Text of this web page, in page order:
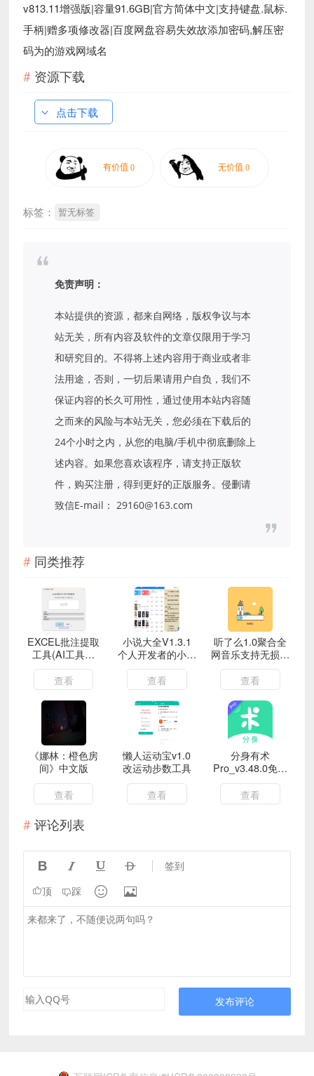
v813.11增强版|容量91.6GB|官方简体中文|支持键盘.鼠标.
手柄|赠多项修改器|百度网盘容易失效故添加密码,解压密
码为的游戏网域名
资源下载
点击下载
标签： 暂无标签
免责声明：
本站提供的资源，都来自网络，版权争议与本
站无关，所有内容及软件的文章仅限用于学习
和研究目的。不得将上述内容用于商业或者非
法用途，否则，一切后果请用户自负，我们不
保证内容的长久可用性，通过使用本站内容随
之而来的风险与本站无关，您必须在下载后的
24个小时之内，从您的电脑/手机中彻底删除上
述内容。如果您喜欢该程序，请支持正版软
件，购买注册，得到更好的正版服务。侵删请
致信E-mail： 29160@163.com
同类推荐
EXCEL批注提取
工具(AI工具生
成)V1.0
查看
小说大全V1.3.1
个人开发者的小众
追书APP
查看
听了么1.0聚合全
网音乐支持无损下
载
查看
《娜林：橙色房
间》中文版
查看
懒人运动宝v1.0
改运动步数工具
查看
分身有术
Pro_v3.48.0免费
版 应用多开
查看
评论列表
    签到
顶 踩  
发布评论